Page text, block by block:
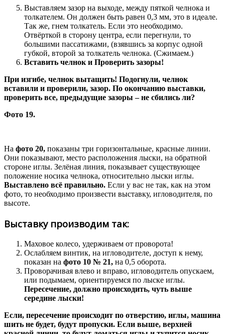
Выставляем зазор на выходе, между пяткой челнока и
толкателем. Он должен быть равен 0,3 мм, это в идеале.
Так же, гнем толкатель. Если это необходимо.
Отвёрткой в сторону центра, если перегнули, то
большими пассатижами, (взявшись за корпус одной
губкой, второй за толкатель челнока. (Сжимаем.)
Вставить челнок и Проверить зазоры!
При изгибе, челнок вытащить! Подогнули, челнок
вставили и проверили, зазор. По окончанию выставки,
проверить все, предыдущие зазоры – не сбились ли?
Фото 19.
На фото 20, показаны три горизонтальные, красные линии.
Они показывают, место расположения лыски, на обратной
стороне иглы. Зелёная линия, показывает существующее
положение носика челнока, относительно лыски иглы.
Выставлено всё правильно. Если у вас не так, как на этом
фото, то необходимо произвести выставку, игловодителя, по
высоте.
Выставку производим так:
Маховое колесо, удерживаем от проворота!
Ослабляем винтик, на игловодителе, доступ к нему,
показан на фото 10 № 21, на 0,5 оборота.
Проворачивая влево и вправо, игловодитель опускаем,
или подымаем, ориентируемся по лыске иглы.
Пересечение, должно происходить, чуть выше
середине лыски!
Если, пересечение происходит по отверстию, иглы, машина
шить не будет, будут пропуски. Если выше, верхней